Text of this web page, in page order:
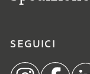
SEGUICI